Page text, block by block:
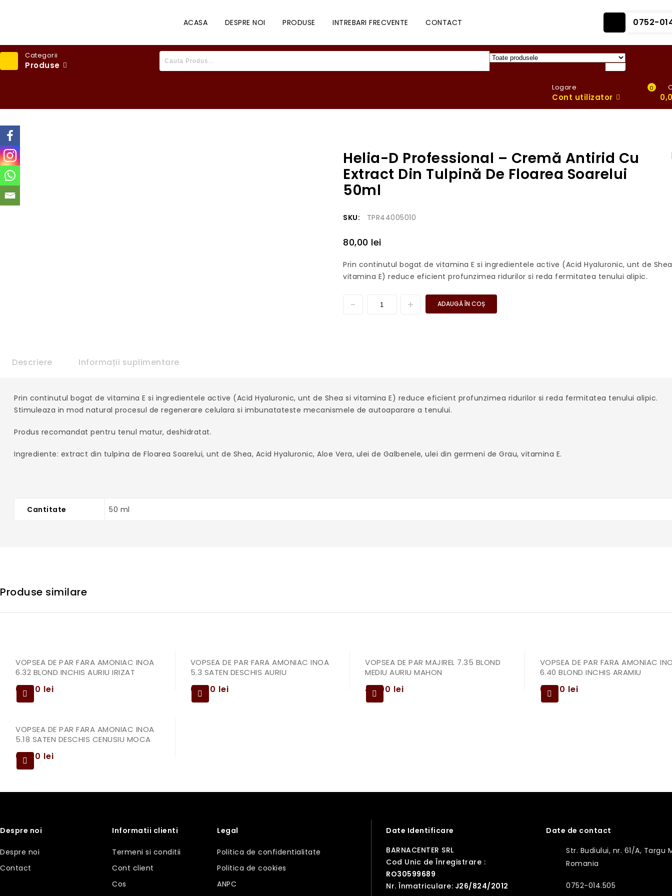
ACASA DESPRE NOI PRODUSE INTREBARI FRECVENTE CONTACT 0752-
Categorii
Produse
Logare
Cont utilizator
0
Helia-D Professional – Cremă Antirid Cu
Extract Din Tulpină De Floarea Soarelui
50ml
SKU: TPR44005010
80,00 lei
Prin continutul bogat de vitamina E si ingredientele active (Acid Hyaluronic, unt de
vitamina E) reduce eficient profunzimea ridurilor si reda fermitatea tenului alipic.
ADAUGĂ ÎN COȘ
Descriere Informații suplimentare
Prin continutul bogat de vitamina E si ingredientele active (Acid Hyaluronic, unt de Shea si vitamina E) reduce eficient profunzimea ridurilor si reda fermitatea tenului alipic.
Stimuleaza in mod natural procesul de regenerare celulara si imbunatateste mecanismele de autoaparare a tenului.
Produs recomandat pentru tenul matur, deshidratat.
Ingrediente: extract din tulpina de Floarea Soarelui, unt de Shea, Acid Hyaluronic, Aloe Vera, ulei de Galbenele, ulei din germeni de Grau, vitamina E.
Cantitate 50 ml
Produse similare
VOPSEA DE PAR FARA AMONIAC INOA
6.32 BLOND INCHIS AURIU IRIZAT
69,00 lei
VOPSEA DE PAR FARA AMONIAC INOA
5.3 SATEN DESCHIS AURIU
69,00 lei
VOPSEA DE PAR MAJIREL 7.35 BLOND
MEDIU AURIU MAHON
49,00 lei
VOPSEA DE PAR FARA AMONIAC
6.40 BLOND INCHIS ARAMIU
69,00 lei
VOPSEA DE PAR FARA AMONIAC INOA
5.18 SATEN DESCHIS CENUSIU MOCA
69,00 lei
Despre noi
Despre noi
Contact
Informatii clienti
Termeni si conditii
Cont client
Cos
Legal
Politica de confidentialitate
Politica de cookies
ANPC
Date Identificare
BARNACENTER SRL
Cod Unic de Înregistrare :
RO30599689
Nr. Înmatriculare: J26/824/2012
Date de contact
Str. Budiului, nr. 61/A, Targu
Romania
0752-014.505